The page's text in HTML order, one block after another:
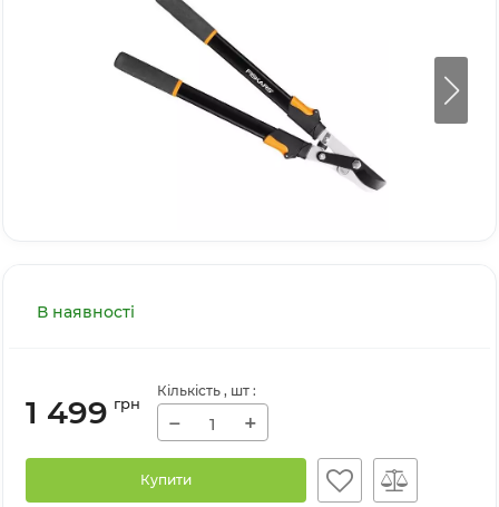
В наявності
1 499 грн
Кількість , шт :
− +
Купити